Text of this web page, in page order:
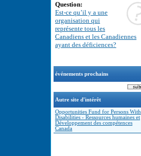
Question:
Est-ce qu’il y a une
organisation qui
représente tous les
Canadiens et les Canadiennes
ayant des déficiences?
événements prochains
Autre site d'intérêt
Opportunities Fund for Persons With
Disabilities - Ressources humaines et
Développement des compétences
Canada